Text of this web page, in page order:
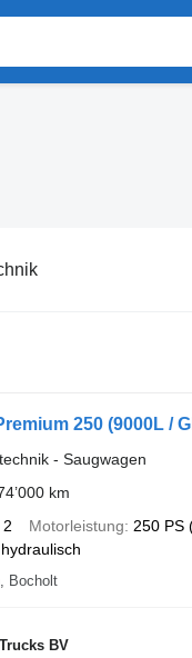
250 (9000L /
- Saugwagen
km
2 Motorleistung 250 PS
hydraulisch
Bocholt
BV